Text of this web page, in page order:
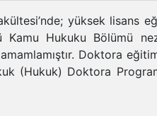
yüksek lisans
Kamu Hukuku Bölümü
Doktora
(Hukuk) Doktora